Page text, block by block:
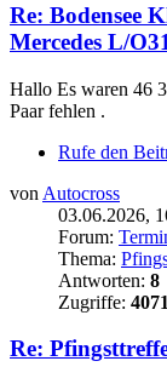
Re: Bodensee
Mercedes L/
Hallo Es waren 46
Paar fehlen .
Rufe den
von Autocross
03.06.2026,
Forum:
Thema:
Antworten: 8
Zugriffe: 4071
Re: